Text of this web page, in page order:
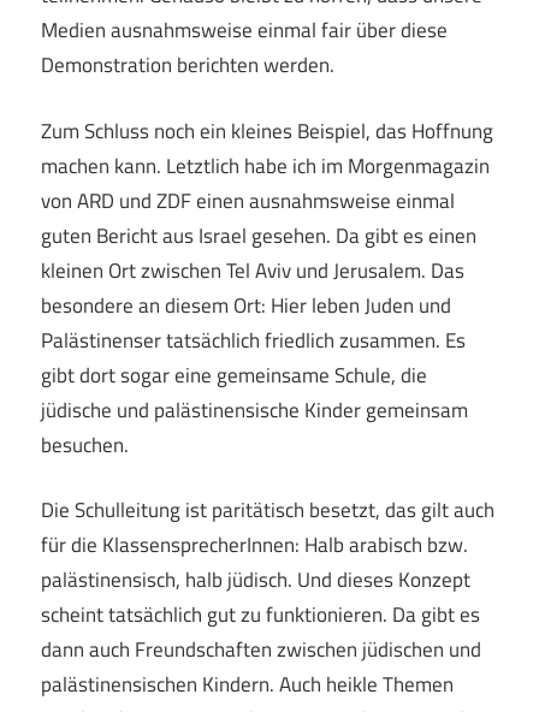
Medien ausnahmsweise einmal fair über diese
Demonstration berichten werden.
Zum Schluss noch ein kleines Beispiel, das Hoffnung
machen kann. Letztlich habe ich im Morgenmagazin
von ARD und ZDF einen ausnahmsweise einmal
guten Bericht aus Israel gesehen. Da gibt es einen
kleinen Ort zwischen Tel Aviv und Jerusalem. Das
besondere an diesem Ort: Hier leben Juden und
Palästinenser tatsächlich friedlich zusammen. Es
gibt dort sogar eine gemeinsame Schule, die
jüdische und palästinensische Kinder gemeinsam
besuchen.
Die Schulleitung ist paritätisch besetzt, das gilt auch
für die KlassensprecherInnen: Halb arabisch bzw.
palästinensisch, halb jüdisch. Und dieses Konzept
scheint tatsächlich gut zu funktionieren. Da gibt es
dann auch Freundschaften zwischen jüdischen und
palästinensischen Kindern. Auch heikle Themen